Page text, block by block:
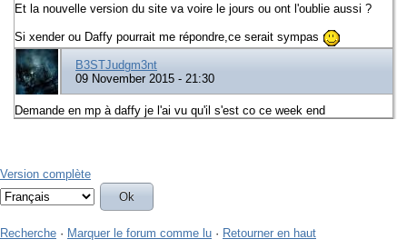
Et la nouvelle version du site va voire le jours ou ont l'oublie aussi ?
Si xender ou Daffy pourrait me répondre,ce serait sympas
B3STJudgm3nt
09 November 2015 - 21:30
Demande en mp à daffy je l'ai vu qu'il s'est co ce week end
Version complète
Recherche · Marquer le forum comme lu · Retourner en haut